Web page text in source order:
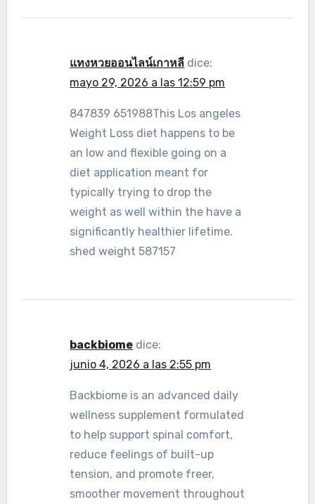
แทงหวยออนไลน์เกาหลี dice:
mayo 29, 2026 a las 12:59 pm
847839 651988This Los angeles
Weight Loss diet happens to be
an low and flexible going on a
diet application meant for
typically trying to drop the
weight as well within the have a
significantly healthier lifetime.
shed weight 587157
backbiome dice:
junio 4, 2026 a las 2:55 pm
Backbiome is an advanced daily
wellness supplement formulated
to help support spinal comfort,
reduce feelings of built-up
tension, and promote freer,
smoother movement throughout